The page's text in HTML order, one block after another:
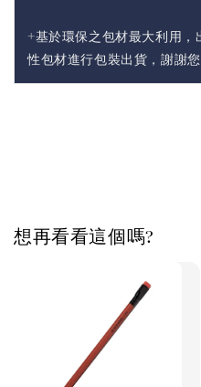
+基於環保之包材最大利用
性包材進行包裝出貨，謝謝您
想再看看這個嗎?